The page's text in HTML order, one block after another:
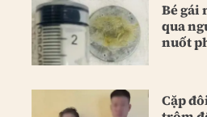
Bé gái
qua
nuốt
Cặp